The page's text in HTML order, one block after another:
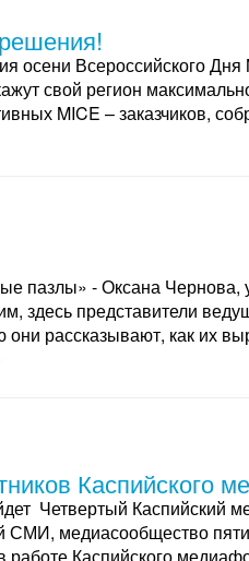
осени Всероссийского
свой регион
MICE – заказчиков,
пазлы» - Оксана Чернова,
представители
рассказывают, как их
Каспийского
Четвертый Каспийский
медиасообщество